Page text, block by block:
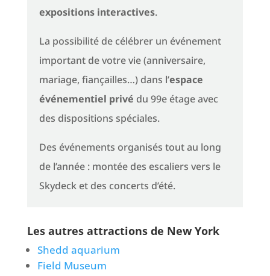
expositions interactives.
La possibilité de célébrer un événement
important de votre vie (anniversaire,
mariage, fiançailles…) dans l’espace
événementiel privé du 99e étage avec
des dispositions spéciales.
Des événements organisés tout au long
de l’année : montée des escaliers vers le
Skydeck et des concerts d’été.
Les autres attractions de New York
Shedd aquarium
Field Museum